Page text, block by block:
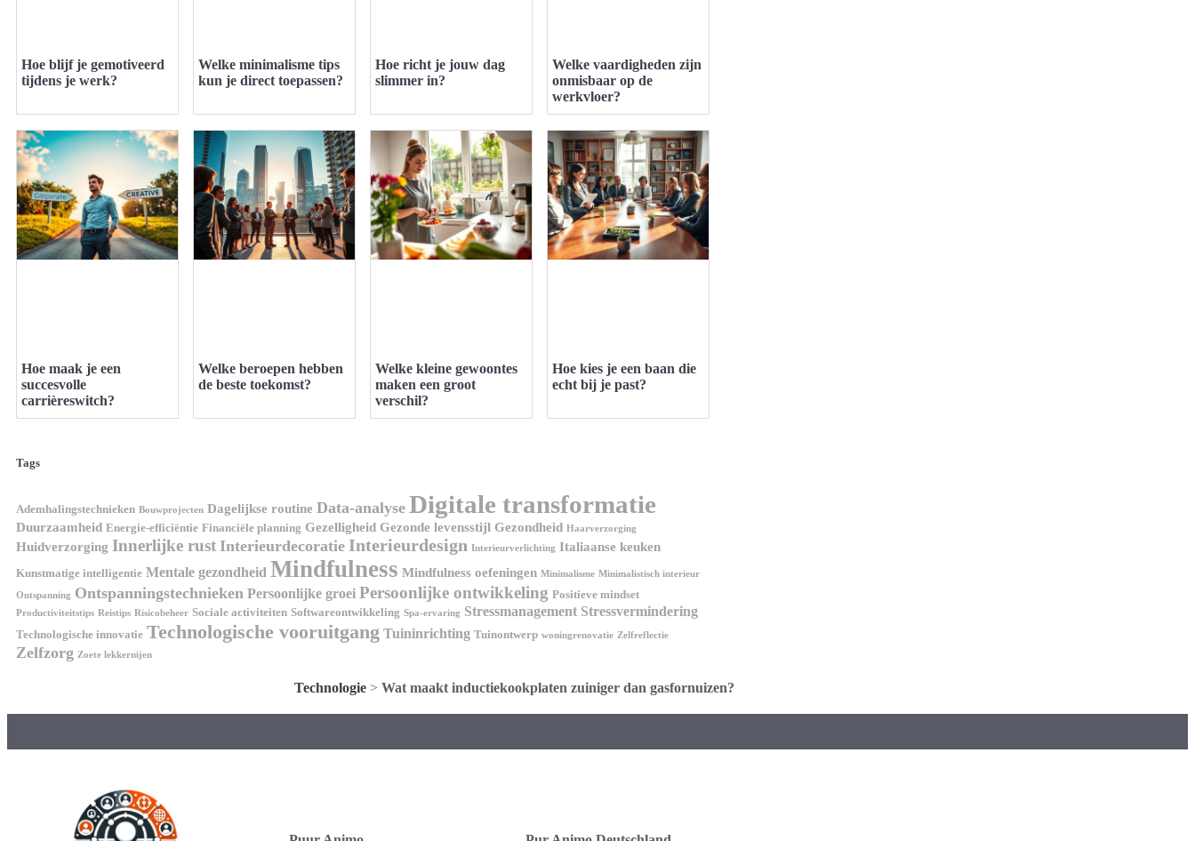
Hoe blijf je gemotiveerd
tijdens je werk?
Welke minimalisme tips
kun je direct toepassen?
Hoe richt je jouw dag
slimmer in?
Welke vaardigheden zijn
onmisbaar op de
werkvloer?
Hoe maak je een
succesvolle
carrièreswitch?
Welke beroepen hebben
de beste toekomst?
Welke kleine gewoontes
maken een groot
verschil?
Hoe kies je een baan die
echt bij je past?
Tags
Ademhalingstechnieken Bouwprojecten Dagelijkse routine Data-analyse Digitale transformatie
Duurzaamheid Energie-efficiëntie Financiële planning Gezelligheid Gezonde levensstijl Gezondheid Haarverzorging
Huidverzorging Innerlijke rust Interieurdecoratie Interieurdesign Interieurverlichting Italiaanse keuken
Kunstmatige intelligentie Mentale gezondheid Mindfulness Mindfulness oefeningen Minimalisme Minimalistisch interieur
Ontspanning Ontspanningstechnieken Persoonlijke groei Persoonlijke ontwikkeling Positieve mindset
Productiviteitstips Reistips Risicobeheer Sociale activiteiten Softwareontwikkeling Spa-ervaring Stressmanagement Stressvermindering
Technologische innovatie Technologische vooruitgang Tuininrichting Tuinontwerp woningrenovatie Zelfreflectie
Zelfzorg Zoete lekkernijen
Technologie> Wat maakt inductiekookplaten zuiniger dan gasfornuizen?